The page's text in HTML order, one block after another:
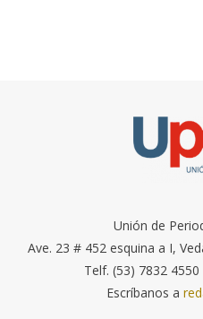
Unión de
Ave. 23 # 452 esquina a I,
Telf. (53) 7832
Escríbanos a